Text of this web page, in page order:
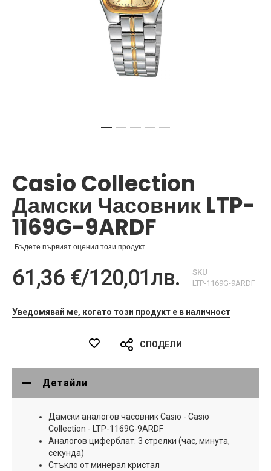
на
галерия
със
снимки
Casio Collection
Дамски Часовник LTP-
1169G-9ARDF
Бъдете първият оценил този продукт
61,36 €/120,01лв.
SKU
LTP-1169G-9ARDF
Уведомявай ме, когато този продукт е в наличност
СПОДЕЛИ
Детайли
Дамски аналогов часовник Casio - Casio
Collection - LTP-1169G-9ARDF
Аналогов циферблат: 3 стрелки (час, минута,
секунда)
Стъкло от минерал кристал